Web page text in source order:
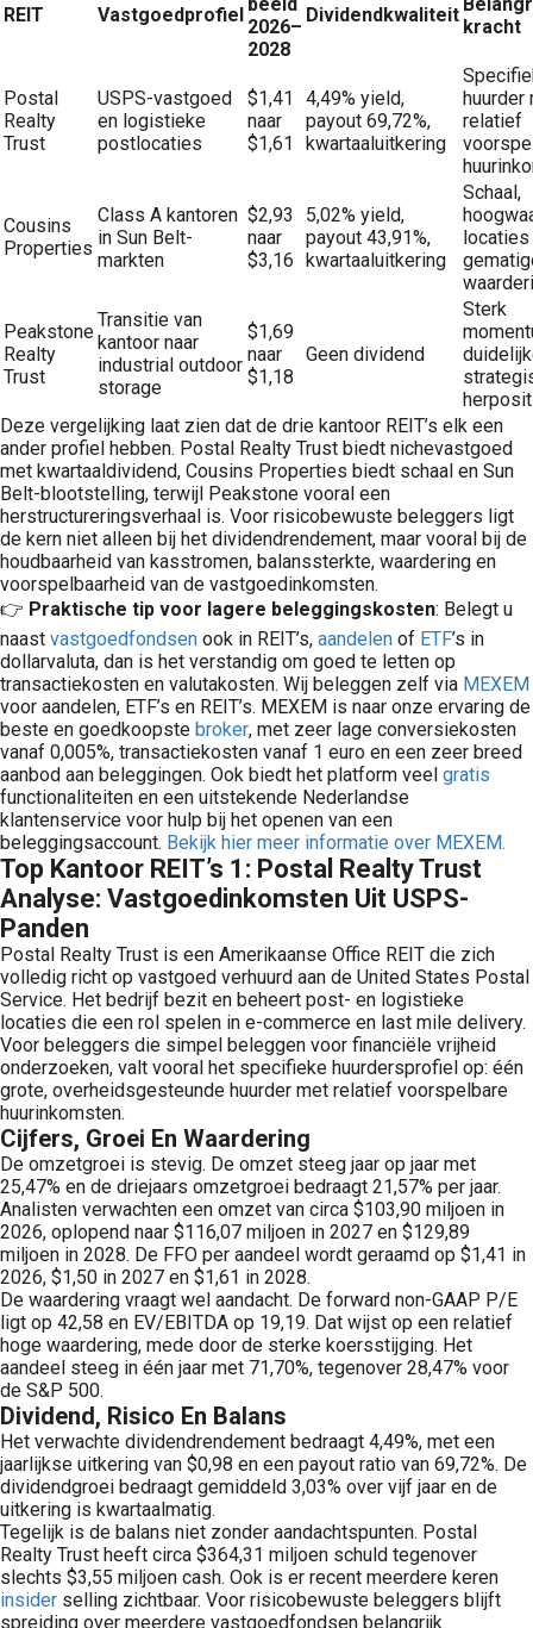
REIT Vastgoedprofiel
2026–
2028
Dividendkwaliteit
kracht
Postal
Realty
Trust
USPS-vastgoed
en logistieke
postlocaties
$1,41
naar
$1,61
4,49% yield,
payout 69,72%,
kwartaaluitkering
huurder
relatief
Cousins
Properties
Class A kantoren
in Sun Belt-
markten
$2,93
naar
$3,16
5,02% yield,
payout 43,91%,
kwartaaluitkering
Schaal,
locaties
Peakstone
Realty
Trust
Transitie van
kantoor naar
industrial outdoor
storage
$1,69
naar
$1,18
Geen dividend
Sterk
Deze vergelijking laat zien dat de drie kantoor REIT’s elk een
ander profiel hebben. Postal Realty Trust biedt nichevastgoed
met kwartaaldividend, Cousins Properties biedt schaal en Sun
Belt-blootstelling, terwijl Peakstone vooral een
herstructureringsverhaal is. Voor risicobewuste beleggers ligt
de kern niet alleen bij het dividendrendement, maar vooral bij de
houdbaarheid van kasstromen, balanssterkte, waardering en
voorspelbaarheid van de vastgoedinkomsten.
👉 Praktische tip voor lagere beleggingskosten: Belegt u
naast vastgoedfondsen ook in REIT’s, aandelen of ETF’s in
dollarvaluta, dan is het verstandig om goed te letten op
transactiekosten en valutakosten. Wij beleggen zelf via MEXEM
voor aandelen, ETF’s en REIT’s. MEXEM is naar onze ervaring de
beste en goedkoopste broker, met zeer lage conversiekosten
vanaf 0,005%, transactiekosten vanaf 1 euro en een zeer breed
aanbod aan beleggingen. Ook biedt het platform veel gratis
functionaliteiten en een uitstekende Nederlandse
klantenservice voor hulp bij het openen van een
beleggingsaccount. Bekijk hier meer informatie over MEXEM.
Top Kantoor REIT’s 1: Postal Realty Trust
Analyse: Vastgoedinkomsten Uit USPS-
Panden
Postal Realty Trust is een Amerikaanse Office REIT die zich
volledig richt op vastgoed verhuurd aan de United States Postal
Service. Het bedrijf bezit en beheert post- en logistieke
locaties die een rol spelen in e-commerce en last mile delivery.
Voor beleggers die simpel beleggen voor financiële vrijheid
onderzoeken, valt vooral het specifieke huurdersprofiel op: één
grote, overheidsgesteunde huurder met relatief voorspelbare
huurinkomsten.
Cijfers, Groei En Waardering
De omzetgroei is stevig. De omzet steeg jaar op jaar met
25,47% en de driejaars omzetgroei bedraagt 21,57% per jaar.
Analisten verwachten een omzet van circa $103,90 miljoen in
2026, oplopend naar $116,07 miljoen in 2027 en $129,89
miljoen in 2028. De FFO per aandeel wordt geraamd op $1,41 in
2026, $1,50 in 2027 en $1,61 in 2028.
De waardering vraagt wel aandacht. De forward non-GAAP P/E
ligt op 42,58 en EV/EBITDA op 19,19. Dat wijst op een relatief
hoge waardering, mede door de sterke koersstijging. Het
aandeel steeg in één jaar met 71,70%, tegenover 28,47% voor
de S&P 500.
Dividend, Risico En Balans
Het verwachte dividendrendement bedraagt 4,49%, met een
jaarlijkse uitkering van $0,98 en een payout ratio van 69,72%. De
dividendgroei bedraagt gemiddeld 3,03% over vijf jaar en de
uitkering is kwartaalmatig.
Tegelijk is de balans niet zonder aandachtspunten. Postal
Realty Trust heeft circa $364,31 miljoen schuld tegenover
slechts $3,55 miljoen cash. Ook is er recent meerdere keren
insider selling zichtbaar. Voor risicobewuste beleggers blijft
spreiding over meerdere vastgoedfondsen belangrijk.